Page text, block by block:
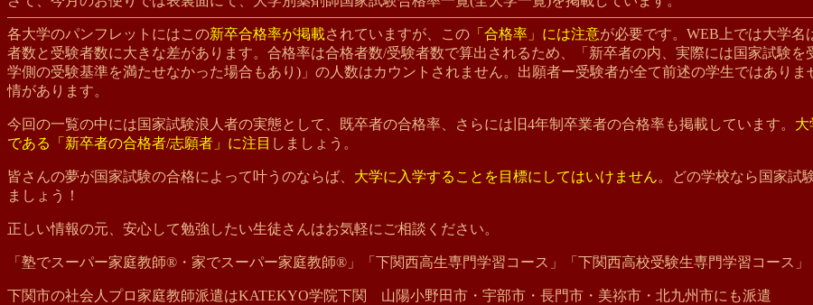
各大学のパンフレットにはこの新卒合格率が掲載されていますが、この 「合格率」には注意が必要です。WEB上では大学
者数と受験者数に大きな差があります。合格率は合格者数/受験者数で算出されるため、「新卒者の内、実際には国家試験
学側の受験基準を満たせなかった場合もあり)」の人数はカウントされません。出願者ー受験者が全て前述の学生ではあり
情があります。
今回の一覧の中には国家試験浪人者の実態として、既卒者の合格率、さらには旧4年制卒業者の合格率も掲載しています。 大
である「新卒者の合格者/志願者」に注目 しましょう。
皆さんの夢が国家試験の合格によって叶うのならば、 大学に入学することを目標にしてはいけません。どの学校なら国家試
ましょう！
正しい情報の元、安心して勉強したい生徒さんはお気軽にご相談ください。
「塾でスーパー家庭教師®・家でスーパー家庭教師®」「下関西高生専門学習コース」「下関西高校受験生専門学習コース」
下関市の社会人プロ家庭教師派遣はKATEKYO学院下関 山陽小野田市・宇部市・長門市・美祢市・北九州市にも派遣